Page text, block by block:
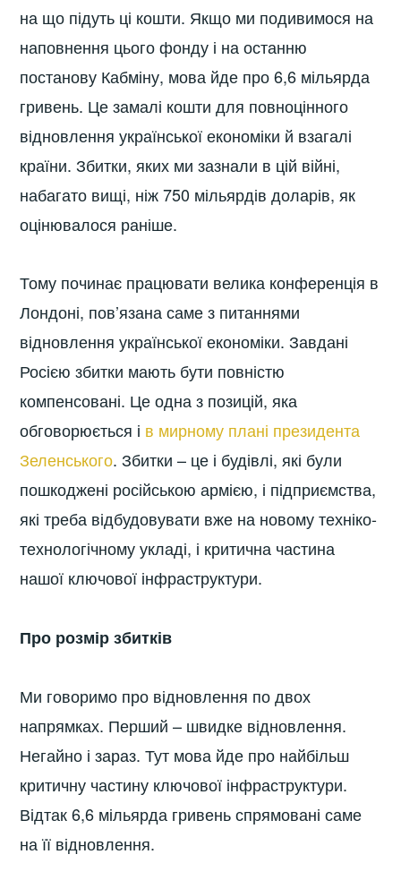
на що підуть ці кошти. Якщо ми подивимося на
наповнення цього фонду і на останню
постанову Кабміну, мова йде про 6,6 мільярда
гривень. Це замалі кошти для повноцінного
відновлення української економіки й взагалі
країни. Збитки, яких ми зазнали в цій війні,
набагато вищі, ніж 750 мільярдів доларів, як
оцінювалося раніше.
Тому починає працювати велика конференція в
Лондоні, пов’язана саме з питаннями
відновлення української економіки. Завдані
Росією збитки мають бути повністю
компенсовані. Це одна з позицій, яка
обговорюється і в мирному плані президента
Зеленського. Збитки – це і будівлі, які були
пошкоджені російською армією, і підприємства,
які треба відбудовувати вже на новому техніко-
технологічному укладі, і критична частина
нашої ключової інфраструктури.
Про розмір збитків
Ми говоримо про відновлення по двох
напрямках. Перший – швидке відновлення.
Негайно і зараз. Тут мова йде про найбільш
критичну частину ключової інфраструктури.
Відтак 6,6 мільярда гривень спрямовані саме
на її відновлення.